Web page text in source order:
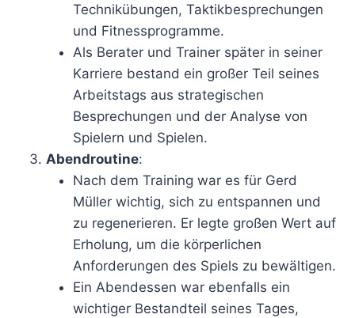
Technikübungen, Taktikbesprechungen
und Fitnessprogramme.
Als Berater und Trainer später in seiner
Karriere bestand ein großer Teil seines
Arbeitstags aus strategischen
Besprechungen und der Analyse von
Spielern und Spielen.
Abendroutine:
Nach dem Training war es für Gerd
Müller wichtig, sich zu entspannen und
zu regenerieren. Er legte großen Wert auf
Erholung, um die körperlichen
Anforderungen des Spiels zu bewältigen.
Ein Abendessen war ebenfalls ein
wichtiger Bestandteil seines Tages,